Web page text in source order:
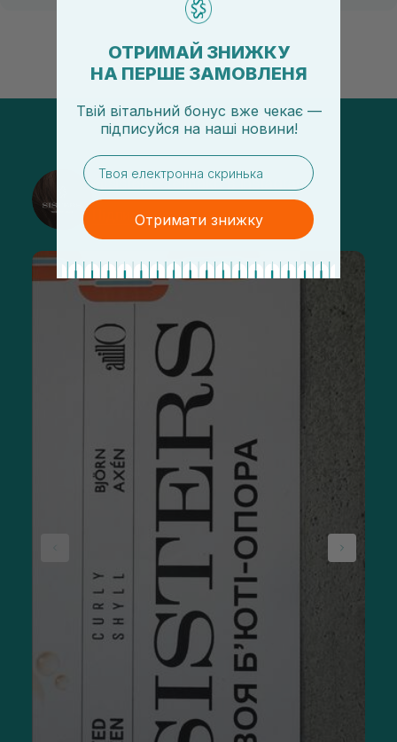
@sisters_stelmakh в Instagram
Підписатися
ОТРИМАЙ ЗНИЖКУ
НА ПЕРШЕ ЗАМОВЛЕНЯ
Твій вітальний бонус вже чекає —
підписуйся на наші новини!
email
Отримати знижку